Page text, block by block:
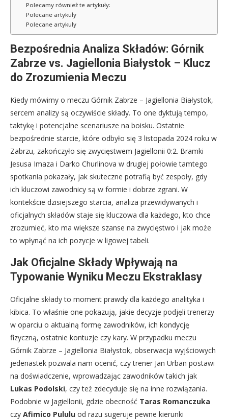
Polecamy również te artykuły:
Polecane artykuły
Polecane artykuły
Bezpośrednia Analiza Składów: Górnik
Zabrze vs. Jagiellonia Białystok – Klucz
do Zrozumienia Meczu
Kiedy mówimy o meczu Górnik Zabrze – Jagiellonia Białystok,
sercem analizy są oczywiście składy. To one dyktują tempo,
taktykę i potencjalne scenariusze na boisku. Ostatnie
bezpośrednie starcie, które odbyło się 3 listopada 2024 roku w
Zabrzu, zakończyło się zwycięstwem Jagiellonii 0:2. Bramki
Jesusa Imaza i Darko Churlinova w drugiej połowie tamtego
spotkania pokazały, jak skuteczne potrafią być zespoły, gdy
ich kluczowi zawodnicy są w formie i dobrze zgrani. W
kontekście dzisiejszego starcia, analiza przewidywanych i
oficjalnych składów staje się kluczowa dla każdego, kto chce
zrozumieć, kto ma większe szanse na zwycięstwo i jak może
to wpłynąć na ich pozycje w ligowej tabeli.
Jak Oficjalne Składy Wpływają na
Typowanie Wyniku Meczu Ekstraklasy
Oficjalne składy to moment prawdy dla każdego analityka i
kibica. To właśnie one pokazują, jakie decyzje podjęli trenerzy
w oparciu o aktualną formę zawodników, ich kondycję
fizyczną, ostatnie kontuzje czy kary. W przypadku meczu
Górnik Zabrze – Jagiellonia Białystok, obserwacja wyjściowych
jedenastek pozwala nam ocenić, czy trener Jan Urban postawi
na doświadczenie, wprowadzając zawodników takich jak
Lukas Podolski, czy też zdecyduje się na inne rozwiązania.
Podobnie w Jagiellonii, gdzie obecność Taras Romanczuka
czy Afimico Pululu od razu sugeruje pewne kierunki